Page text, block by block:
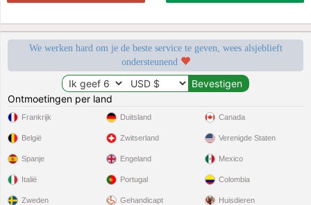
We werken hard om je de beste service te geven, wees alsjeblieft
ondersteunend
Ontmoetingen per land
Frankrijk
België
Spanje
Italië
Zweden
Duitsland
Zwitserland
Engeland
Portugal
Gehandicapt
Canada
Verenigde Staten
Mexico
Colombia
Huisdieren